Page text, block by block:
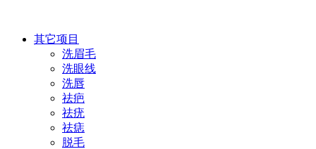
其它项目
洗眉毛
洗眼线
洗唇
祛疤
祛疣
祛痣
脱毛